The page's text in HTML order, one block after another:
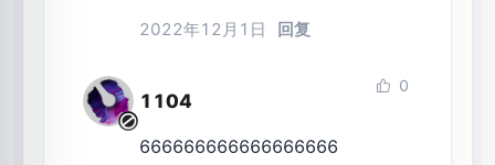
2022年12月1日 回复
1104
0
666666666666666666